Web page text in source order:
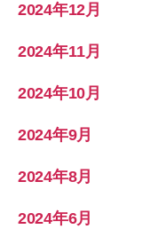
2024年12月
2024年11月
2024年10月
2024年9月
2024年8月
2024年6月